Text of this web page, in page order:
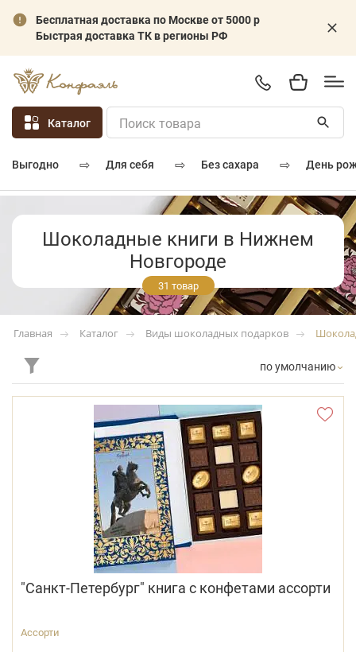
Бесплатная доставка по Москве от 5000 р
Быстрая доставка ТК в регионы РФ
Каталог
выгодно ⇨ для себя ⇨ без сахара ⇨ день
Шоколадные книги в Нижнем
Новгороде
31 товар
Главная Каталог Виды шоколадных подарков
по умолчанию
"Санкт-Петербург" книга с конфетами ассорти
Ассорти